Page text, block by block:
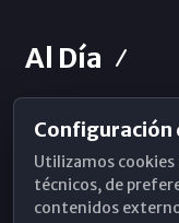
Al Día
Horarios de Misa
Hemeroteca
WhatsApp
Configuración
Utilizamos cookies
técnicos, de
contenidos